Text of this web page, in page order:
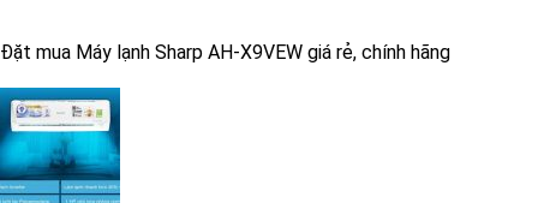
Đặt mua Máy lạnh Sharp AH-X9VEW giá rẻ, chính hãng